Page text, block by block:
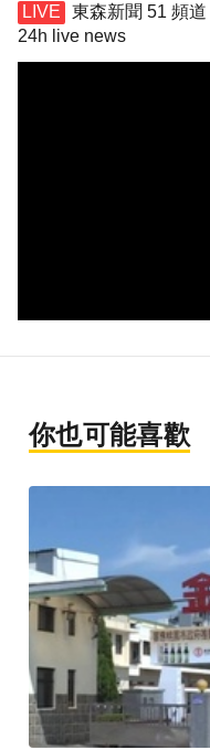
東森新聞 51 頻
24h live news
你也可能喜歡